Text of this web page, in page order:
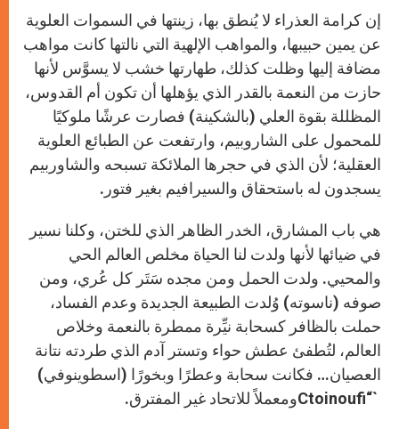
إن كرامة العذراء لا يُنطق بها، زينتها في السموات العلوية
عن يمين حبيبها، والمواهب الإلهية التي نالتها كانت مواهب
مضافة إليها وظلت كذلك، طهارتها خشب لا يسوَّس لأنها
حازت من النعمة بالقدر الذي يؤهلها أن تكون أم القدوس،
المظللة بقوة العلي (بالشكينة) فصارت عرشًا ملوكيًا
للمحمول على الشاروبيم، وارتفعت عن الطبائع العلوية
العقلية؛ لأن الذي في حجرها الملائكة تسبحه والشاوربيم
يسجدون له باستحقاق والسيرافيم بغير فتور.
هي باب المشارق، الخدر الظاهر الذي للختن، وكلنا نسير
في ضيائها لأنها ولدت لنا الحياة مخلص العالم الحي
والمحيي. ولدت الحمل ومن مجده سَتَر كل عُري، ومن
صوفه (ناسوته) وُلدت الطبيعة الجديدة وعدم الفساد،
حملت بالظافر كسحابة نيِّرة ممطرة بالنعمة وخلاص
العالم، لتُطفئ عطش حواء وتستر آدم الذي طردته نتانة
العصيان… فكانت سحابة وعطرًا وبخورًا (اسطوينوفي)
`
“
Ctoinoufiومعملاً للاتحاد غير المفترق.